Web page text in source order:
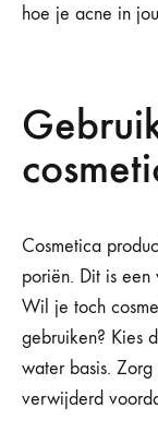
Cosmetica
poriën. Dit is
Wil je toch
gebruiken? Kies
water basis.
verwijderd
hoe je acne in